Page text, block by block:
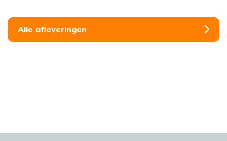
Alle afleveringen